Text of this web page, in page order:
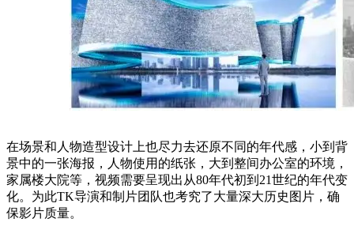
在场景和人物造型设计上也尽力去还原不同的年代感，小到背
景中的一张海报，人物使用的纸张，大到整间办公室的环境，
家属楼大院等，视频需要呈现出从80年代初到21世纪的年代变
化。为此TK导演和制片团队也考究了大量深大历史图片，确
保影片质量。